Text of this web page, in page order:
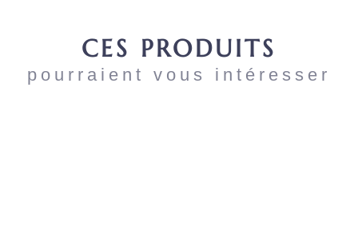
CES PRODUITS
pourraient vous intéresser